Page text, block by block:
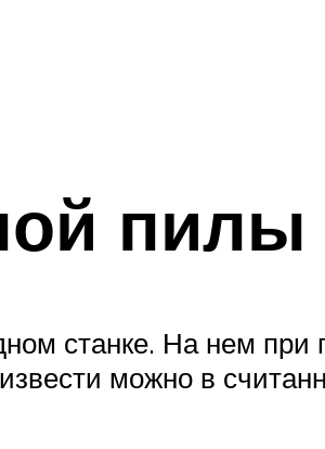
пилы
станке. На нем
можно в